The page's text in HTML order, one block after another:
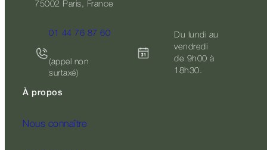
75002 Paris, France
01 44 76 87 60
(appel non
surtaxé)
Du lundi au
vendredi
de 9h00 à
18h30.
À propos
Nous connaître